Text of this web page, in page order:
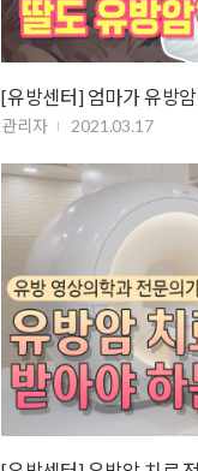
[유방센터] 엄마가 유방
관리자 2021.03.17